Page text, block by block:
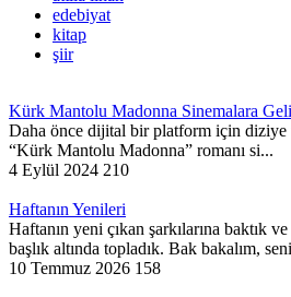
edebiyat
kitap
şiir
Kürk Mantolu Madonna Sinemalara
Daha önce dijital bir platform için diziye
“Kürk Mantolu Madonna” romanı si...
4 Eylül 2024 210
Haftanın Yenileri
Haftanın yeni çıkan şarkılarına baktık
başlık altında topladık. Bak bakalım,
10 Temmuz 2026 158